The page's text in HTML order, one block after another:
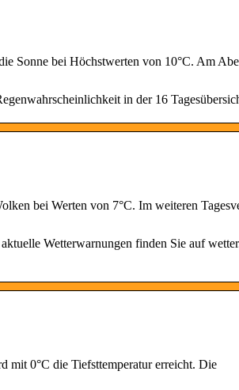
Sonne bei Höchstwerten von 10°C. Am
in der 16
bei Werten von 7°C. Im weiteren
Wetterwarnungen finden Sie auf
mit 0°C die Tiefsttemperatur erreicht. Die